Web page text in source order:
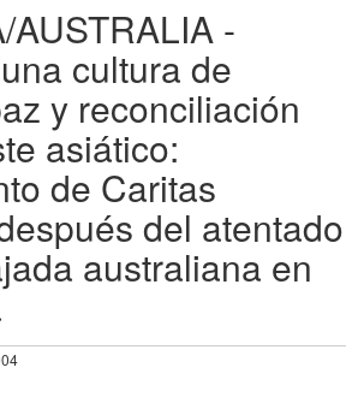
AUSTRALIA -
cultura de
y reconciliación
asiático:
de Caritas
del atentado
australiana en